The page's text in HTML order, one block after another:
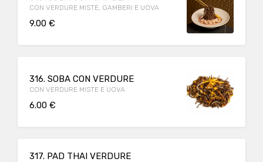
CON VERDURE MISTE, GAMBERI E UOVA
9.00 €
316. SOBA CON VERDURE
CON VERDURE MISTE E UOVA
6.00 €
317. PAD THAI VERDURE